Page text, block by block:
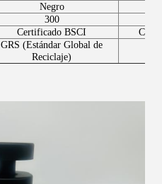
Negro
300
Certificado BSCI
GRS (Estándar Global de
Reciclaje)